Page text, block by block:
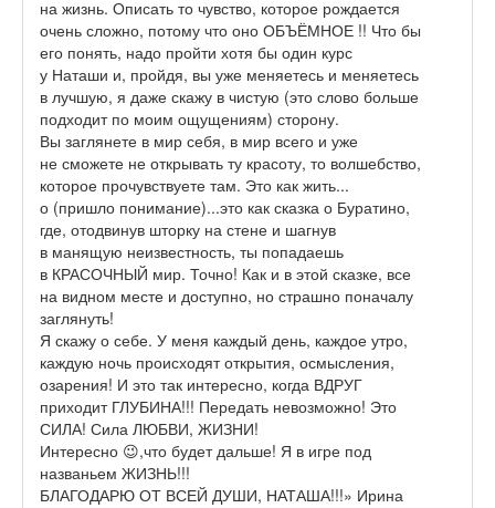
на жизнь. Описать то чувство, которое рождается
очень сложно, потому что оно ОБЪЁМНОЕ !! Что бы
его понять, надо пройти хотя бы один курс
у Наташи и, пройдя, вы уже меняетесь и меняетесь
в лучшую, я даже скажу в чистую (это слово больше
подходит по моим ощущениям) сторону.
Вы заглянете в мир себя, в мир всего и уже
не сможете не открывать ту красоту, то волшебство,
которое прочувствуете там. Это как жить...
о (пришло понимание)...это как сказка о Буратино,
где, отодвинув шторку на стене и шагнув
в манящую неизвестность, ты попадаешь
в КРАСОЧНЫЙ мир. Точно! Как и в этой сказке, все
на видном месте и доступно, но страшно поначалу
заглянуть!
Я скажу о себе. У меня каждый день, каждое утро,
каждую ночь происходят открытия, осмысления,
озарения! И это так интересно, когда ВДРУГ
приходит ГЛУБИНА!!! Передать невозможно! Это
СИЛА! Сила ЛЮБВИ, ЖИЗНИ!
Интересно 😉,что будет дальше! Я в игре под
названьем ЖИЗНЬ!!!
БЛАГОДАРЮ ОТ ВСЕЙ ДУШИ, НАТАША!!!» Ирина